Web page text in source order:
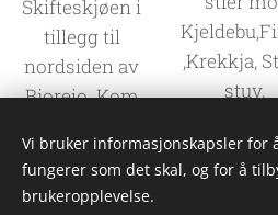
Skifteskjøen i
tillegg til
nordsiden av
Bjoreio. Kom
info om
fiskekort og
,Krekkja,
stuv,
Vi bruker informasjonskapsler for
fungerer som det skal, og for å
brukeropplevelse.